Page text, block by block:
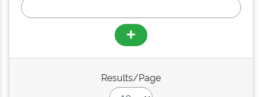
Results/Page